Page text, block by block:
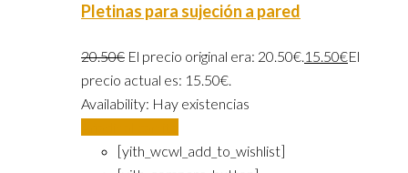
Pletinas para sujeción a pared
20.50€ El precio original era: 20.50€.15.50€El
precio actual es: 15.50€.
Availability: Hay existencias
[yith_wcwl_add_to_wishlist]